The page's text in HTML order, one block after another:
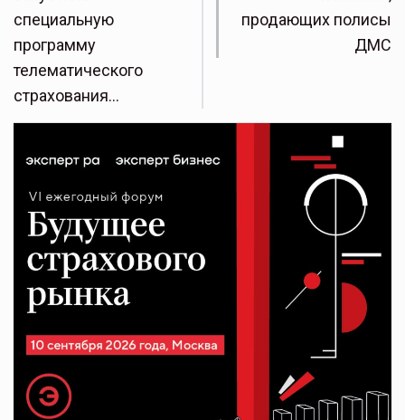
специальную
программу
телематического
страхования…
продающих полисы
ДМС